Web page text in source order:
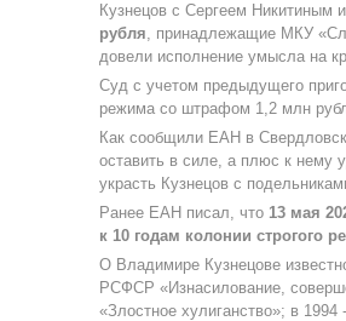
Кузнецов с Сергеем Никитиным
рубля, принадлежащие МКУ
довели исполнение умысла на
Суд с учетом предыдущего
режима со штрафом 1,2 млн
Как сообщили ЕАН в
оставить в силе, а плюс к нему
украсть Кузнецов с
Ранее ЕАН писал, что 13 мая
к 10 годам колонии строгого
О Владимире Кузнецове
РСФСР «Изнасилование,
«Злостное хулиганство»; в